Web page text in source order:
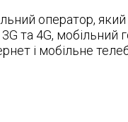
оператор,
та 4G, мобільний
і мобільне